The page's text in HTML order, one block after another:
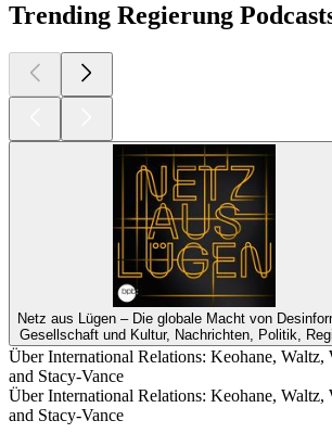
Trending Regierung
Netz aus Lügen – Die globale Macht von
Gesellschaft und Kultur, Nachrichten, Politik,
Über International Relations: Keohane, Waltz,
and Stacy-Vance
Über International Relations: Keohane, Waltz,
and Stacy-Vance